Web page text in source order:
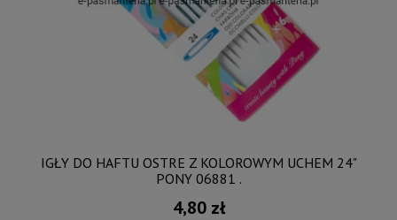
IGŁY DO HAFTU OSTRE Z KOLOROWYM UCHEM 24"
PONY 06881 .
4,80 zł